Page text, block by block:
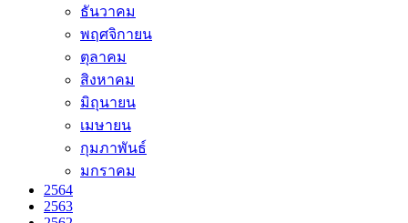
ธันวาคม
พฤศจิกายน
ตุลาคม
สิงหาคม
มิถุนายน
เมษายน
กุมภาพันธ์
มกราคม
2564
2563